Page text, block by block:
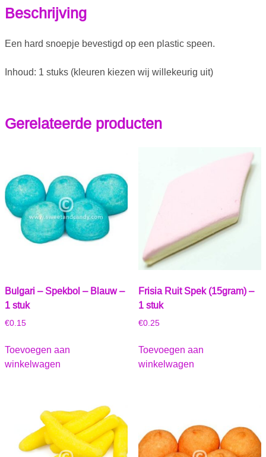
Beschrijving
Een hard snoepje bevestigd op een plastic speen.
Inhoud: 1 stuks (kleuren kiezen wij willekeurig uit)
Gerelateerde producten
Bulgari – Spekbol – Blauw –
1 stuk
€0.15
Toevoegen aan
winkelwagen
Frisia Ruit Spek (15gram) –
1 stuk
€0.25
Toevoegen aan
winkelwagen